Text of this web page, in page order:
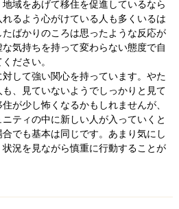
域をあげて移住を促進しているなら
るよう心がけている人も多くいるは
ばかりのころは思ったような反応が
気持ちを持って変わらない態度で自
ださい。
して強い関心を持っています。やた
、見ていないようでしっかりと見て
が少し怖くなるかもしれませんが、
ティの中に新しい人が入っていくと
でも基本は同じです。あまり気にし
況を見ながら慎重に行動することが